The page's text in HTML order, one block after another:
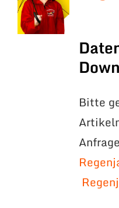
Bitte